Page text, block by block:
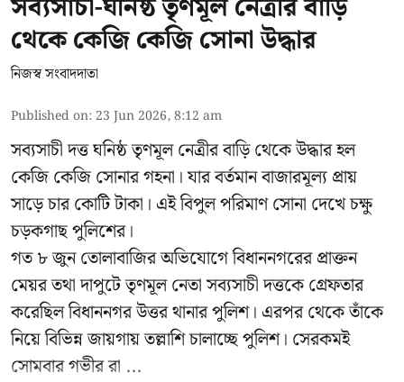
থেকে কেজি কেজি সোনা উদ্ধার
নিজস্ব সংবাদদাতা
Published on: 23 Jun 2026, 8:12 am
সব্যসাচী দত্ত ঘনিষ্ঠ তৃণমূল নেত্রীর বাড়ি থেকে উদ্ধার হল
কেজি কেজি সোনার গহনা। যার বর্তমান বাজারমূল্য প্রায়
সাড়ে চার কোটি টাকা। এই বিপুল পরিমাণ সোনা দেখে চক্ষু
চড়কগাছ পুলিশের।
গত ৮ জুন তোলাবাজির অভিযোগে বিধাননগরের প্রাক্তন
মেয়র তথা দাপুটে তৃণমূল নেতা সব্যসাচী দত্তকে গ্রেফতার
করেছিল বিধাননগর উত্তর থানার পুলিশ। এরপর থেকে তাঁকে
নিয়ে বিভিন্ন জায়গায় তল্লাশি চালাচ্ছে পুলিশ। সেরকমই
সোমবার গভীর রা ...